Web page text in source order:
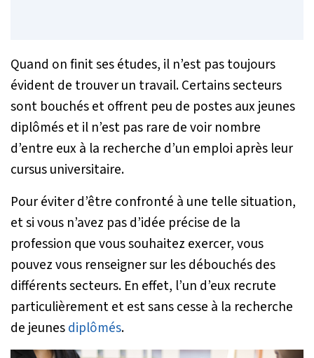
Quand on finit ses études, il n’est pas toujours
évident de trouver un travail. Certains secteurs
sont bouchés et offrent peu de postes aux jeunes
diplômés et il n’est pas rare de voir nombre
d’entre eux à la recherche d’un emploi après leur
cursus universitaire.
Pour éviter d’être confronté à une telle situation,
et si vous n’avez pas d’idée précise de la
profession que vous souhaitez exercer, vous
pouvez vous renseigner sur les débouchés des
différents secteurs. En effet, l’un d’eux recrute
particulièrement et est sans cesse à la recherche
de jeunesdiplômés.